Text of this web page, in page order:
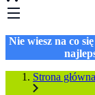
Nie wiesz na co
Strona główna